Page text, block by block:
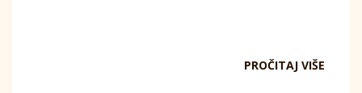
PROČITAJ VIŠE